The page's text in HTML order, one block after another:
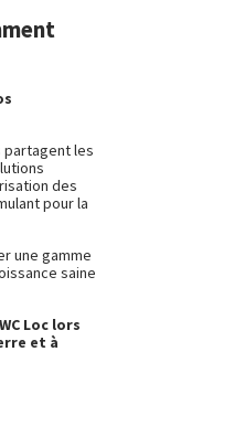
partagent les
des
pour la
une gamme
saine
Loc lors
et à